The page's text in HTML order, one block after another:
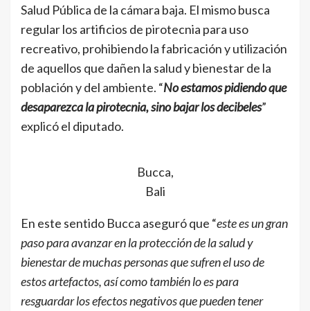
Salud Pública de la cámara baja. El mismo busca
regular los artificios de pirotecnia para uso
recreativo, prohibiendo la fabricación y utilización
de aquellos que dañen la salud y bienestar de la
población y del ambiente. “No estamos pidiendo que
desaparezca la pirotecnia, sino bajar los decibeles”
explicó el diputado.
Bucca,
Bali
En este sentido Bucca aseguró que “este es un gran
paso para avanzar en la protección de la salud y
bienestar de muchas personas que sufren el uso de
estos artefactos, así como también lo es para
resguardar los efectos negativos que pueden tener